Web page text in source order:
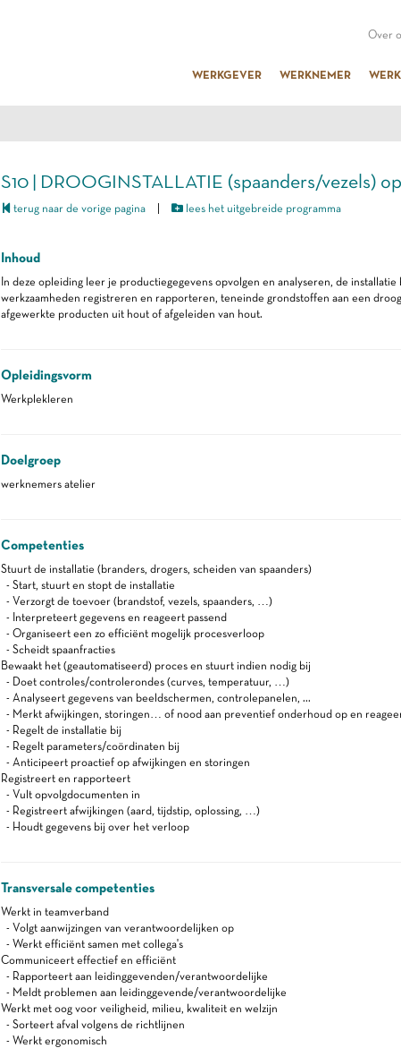
Over
WERKGEVER WERKNEMER
S10 | DROOGINSTALLATIE (spaanders/vezels)
terug naar de vorige pagina| lees het uitgebreide programma
Inhoud
In deze opleiding leer je productiegegevens opvolgen en analyseren, de
werkzaamheden registreren en rapporteren, teneinde grondstoffen aan een
afgewerkte producten uit hout of afgeleiden van hout.
Opleidingsvorm
Werkplekleren
Doelgroep
werknemers atelier
Competenties
Stuurt de installatie (branders, drogers, scheiden van spaanders)
- Start, stuurt en stopt de installatie
- Verzorgt de toevoer (brandstof, vezels, spaanders, …)
- Interpreteert gegevens en reageert passend
- Organiseert een zo efficiënt mogelijk procesverloop
- Scheidt spaanfracties
Bewaakt het (geautomatiseerd) proces en stuurt indien nodig bij
- Doet controles/controlerondes (curves, temperatuur, …)
- Analyseert gegevens van beeldschermen, controlepanelen, ...
- Merkt afwijkingen, storingen… of nood aan preventief onderhoud op en
- Regelt de installatie bij
- Regelt parameters/coördinaten bij
- Anticipeert proactief op afwijkingen en storingen
Registreert en rapporteert
- Vult opvolgdocumenten in
- Registreert afwijkingen (aard, tijdstip, oplossing, …)
- Houdt gegevens bij over het verloop
Transversale competenties
Werkt in teamverband
- Volgt aanwijzingen van verantwoordelijken op
- Werkt efficiënt samen met collega's
Communiceert effectief en efficiënt
- Rapporteert aan leidinggevenden/verantwoordelijke
- Meldt problemen aan leidinggevende/verantwoordelijke
Werkt met oog voor veiligheid, milieu, kwaliteit en welzijn
- Sorteert afval volgens de richtlijnen
- Werkt ergonomisch